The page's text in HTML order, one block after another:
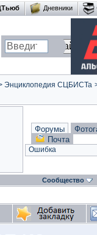
Дневники
Энциклопедия СЦБИСТа
Форумы
Почта
Ошибка
Сообщество